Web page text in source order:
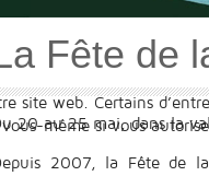
Fête de
20 au 25 mai, dans la
2007, la Fête de
site web. Certains
même si vous